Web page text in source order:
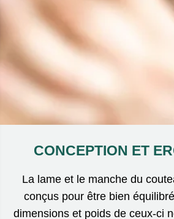
CONCEPTION ET
La lame et le manche du
conçus pour être bien
dimensions et poids de ceux-ci